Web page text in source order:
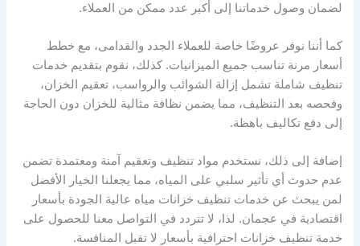
لضمان وصول خدماتنا إلى أكبر عدد ممكن من العملاء.
كما أننا نوفر عروضًا خاصة للعملاء الجدد والقدامى، مع خطط
أسعار مرنة تناسب جميع الميزانيات. كذلك، نقوم بتقديم خدمات
تنظيف شاملة تشمل إزالة الشوائب والرواسب، تعقيم الخزان،
وفحصه بعد التنظيف، مما يضمن نظافة مثالية للخزان دون الحاجة
إلى دفع تكاليف باهظة.
إضافة إلى ذلك، نستخدم مواد تنظيف وتعقيم آمنة ومعتمدة تضمن
عدم حدوث أي تأثير سلبي على المياه، مما يجعلنا الخيار الأفضل
لمن يبحث عن خدمات تنظيف خزانات مياه عالية الجودة بأسعار
اقتصادية في عجمان. لذا، لا تتردد في التواصل معنا للحصول على
خدمة تنظيف خزانات احترافية بأسعار لا تقبل المنافسة.